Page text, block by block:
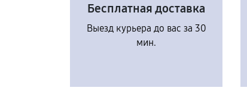
Бесплатная доставка
Выезд курьера до вас за 30
мин.